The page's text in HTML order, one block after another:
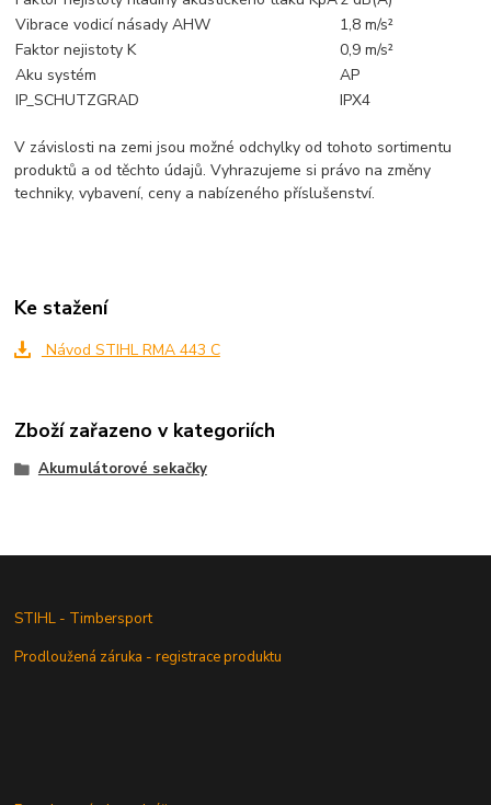
Vibrace vodicí násady AHW
1,8 m/s²
Faktor nejistoty K
0,9 m/s²
Aku systém
AP
IP_SCHUTZGRAD
IPX4
V závislosti na zemi jsou možné odchylky od tohoto sortimentu
produktů a od těchto údajů. Vyhrazujeme si právo na změny
techniky, vybavení, ceny a nabízeného příslušenství.
Ke stažení
Návod STIHL RMA 443 C
Zboží zařazeno v kategoriích
Akumulátorové sekačky
STIHL - Timbersport
Prodloužená záruka - registrace produktu